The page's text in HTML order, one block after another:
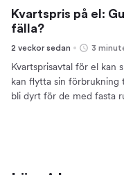
Kvartspris på el:
fälla?
2 veckor sedan 3
Kvartsprisavtal för el kan
kan flytta sin förbrukning
bli dyrt för de med fasta